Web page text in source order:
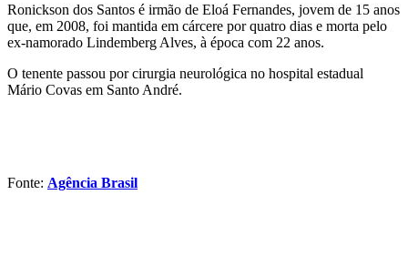
Ronickson dos Santos é irmão de Eloá Fernandes, jovem de 15 anos
que, em 2008, foi mantida em cárcere por quatro dias e morta pelo
ex-namorado Lindemberg Alves, à época com 22 anos.
O tenente passou por cirurgia neurológica no hospital estadual
Mário Covas em Santo André.
Fonte: Agência Brasil